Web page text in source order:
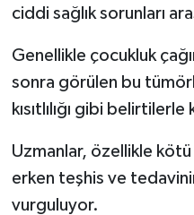
ciddi sağlık sorunları
Genellikle çocukluk
sonra görülen bu
kısıtlılığı gibi
Uzmanlar, özellikle
erken teşhis ve
vurguluyor.
Hisarcık
İlçeler
Köşe Yazıları
Kültür Sanat
Kütahya